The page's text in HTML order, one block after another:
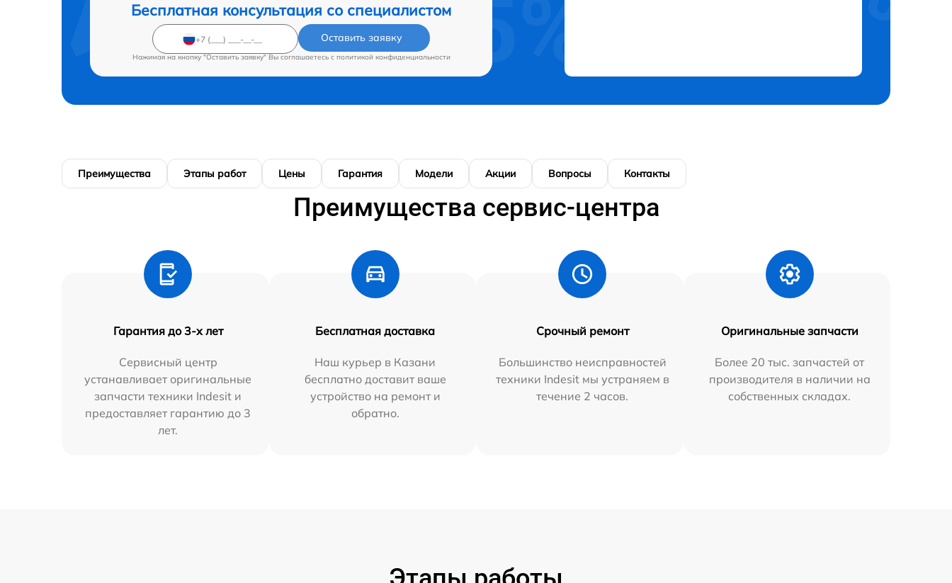
Бесплатная консультация со специалистом
Оставить заявку
Нажимая на кнопку "Оставить заявку" Вы соглашаетесь c политикой конфиденциальности
Преимущества Этапы работ Цены Гарантия Модели Акции Вопросы Контакты
Преимущества сервис-центра
Гарантия до 3-х лет
Сервисный центр
устанавливает оригинальные
запчасти техники Indesit и
предоставляет гарантию до 3
лет.
Бесплатная доставка
Наш курьер в Казани
бесплатно доставит ваше
устройство на ремонт и
обратно.
Срочный ремонт
Большинство неисправностей
техники Indesit мы устраняем в
течение 2 часов.
Оригинальные запчасти
Более 20 тыс. запчастей от
производителя в наличии на
собственных складах.